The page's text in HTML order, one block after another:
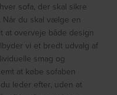
sofa, der skal sikre
du skal vælge en
at overveje både design
vi et bredt udvalg af
smag og
at købe sofaben
leder efter, uden at